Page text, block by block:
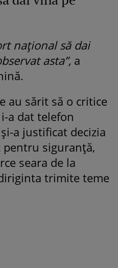
național să dai
asta”, a
au sărit să o critice
a dat telefon
a justificat decizia
pentru siguranță,
seara de la
trimite teme